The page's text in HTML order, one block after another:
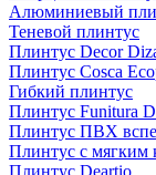
Алюминиевый
Теневой плинтус
Плинтус Decor
Плинтус Cosca
Гибкий плинтус
Плинтус Funitura
Плинтус ПВХ
Плинтус с мягким
Плинтус Deartio